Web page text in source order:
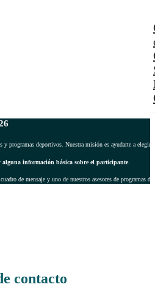
y programas deportivos. Nuestra misión es ayudarte a
alguna información básica sobre el participante.
de mensaje y uno de nuestros asesores de programas
contacto